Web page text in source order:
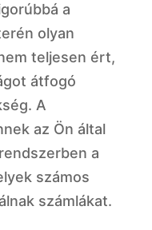
a
olyan
teljesen ért,
átfogó
A
az Ön által
a
számos
számlákat.